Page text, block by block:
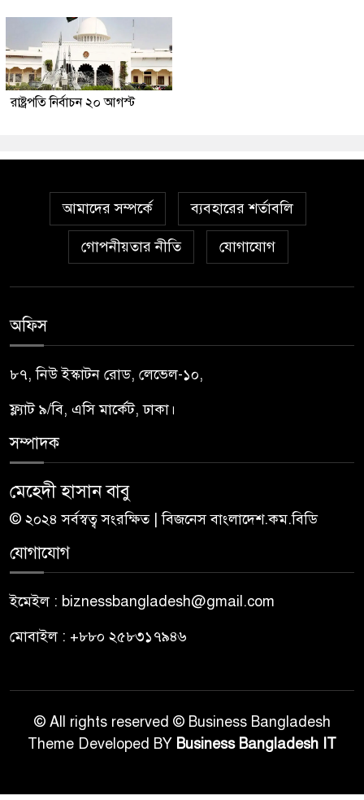
রাষ্ট্রপতি নির্বাচন ২০ আগস্ট
আমাদের সম্পর্কে ব্যবহারের শর্তাবলি
গোপনীয়তার নীতি যোগাযোগ
অফিস
৮৭, নিউ ইস্কাটন রোড, লেভেল-১০,
ফ্ল্যাট ৯/বি, এসি মার্কেট, ঢাকা।
সম্পাদক
মেহেদী হাসান বাবু
© ২০২৪ সর্বস্বত্ব সংরক্ষিত | বিজনেস বাংলাদেশ.কম.বিডি
যোগাযোগ
ইমেইল : biznessbangladesh@gmail.com
মোবাইল : +৮৮০ ২৫৮৩১৭৯৪৬
© All rights reserved © Business Bangladesh
Theme Developed BY Business Bangladesh IT